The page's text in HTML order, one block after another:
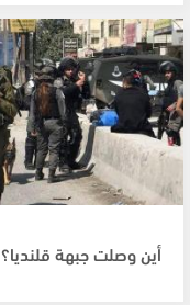
أين وصلت جبهة قلنديا؟